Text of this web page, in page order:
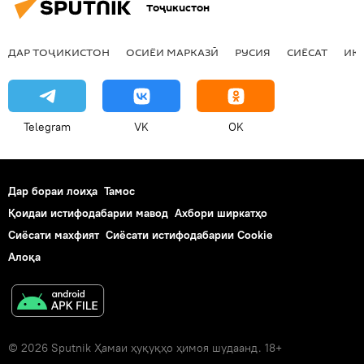
Тоҷикистон
ДАР ТОҶИКИСТОН ОСИЁИ МАРКАЗӢ РУСИЯ СИЁСАТ
Telegram VK OK
Дар бораи лоиҳа Тамос
Қоидаи истифодабарии мавод Ахбори ширкатҳо
Сиёсати махфият Сиёсати истифодабарии Cookie
Алоқа
© 2026 Sputnik Ҳамаи ҳуқуқҳо ҳимоя шудаанд. 18+